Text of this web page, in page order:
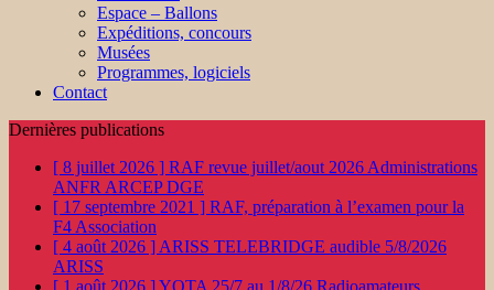
Espace – Ballons
Expéditions, concours
Musées
Programmes, logiciels
Contact
Dernières publications
[ 8 juillet 2026 ] RAF revue juillet/aout 2026 Administrations
ANFR ARCEP DGE
[ 17 septembre 2021 ] RAF, préparation à l’examen pour la
F4 Association
[ 4 août 2026 ] ARISS TELEBRIDGE audible 5/8/2026
ARISS
[ 1 août 2026 ]YOTA 25/7 au 1/8/26 Radioamateurs